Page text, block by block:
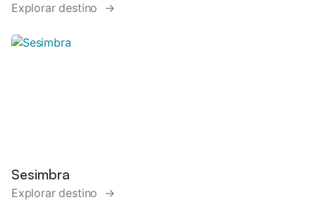
Explorar destino →
Sesimbra
Explorar destino →